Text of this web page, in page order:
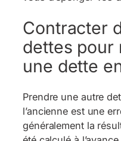
Contracter
dettes pour
une dette
Prendre une autre
l’ancienne est une
généralement la